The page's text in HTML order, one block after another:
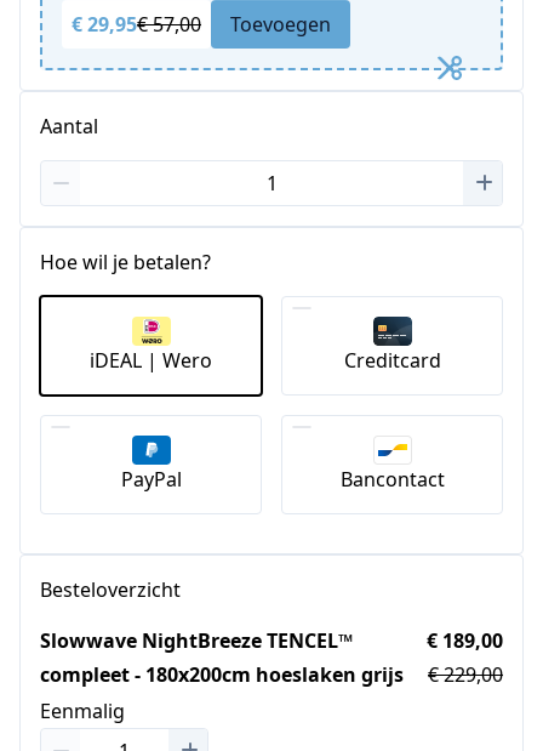
€ 29,95€ 57,00 Toevoegen
Aantal
Hoe wil je betalen?
iDEAL | Wero Creditcard
PayPal Bancontact
Besteloverzicht
Slowwave NightBreeze TENCEL™
compleet - 180x200cm hoeslaken grijs
Eenmalig
€ 189,00
€ 229,00